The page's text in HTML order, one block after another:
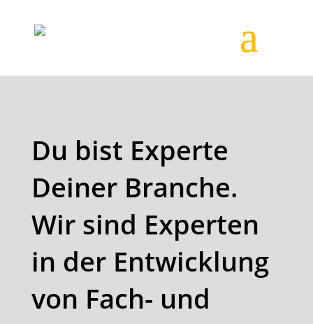
Du bist Experte
Deiner Branche.
Wir sind Experten
in der Entwicklung
von Fach- und